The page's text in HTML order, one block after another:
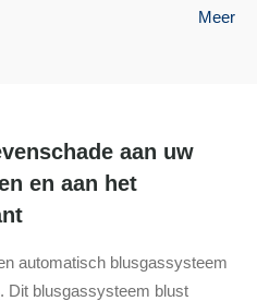
Meer
aan uw
en aan het
automatisch blusgassysteem
. Dit blusgassysteem blust